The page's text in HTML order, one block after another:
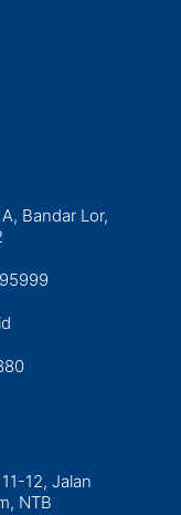
Bandar Lor,
12, Jalan
NTB